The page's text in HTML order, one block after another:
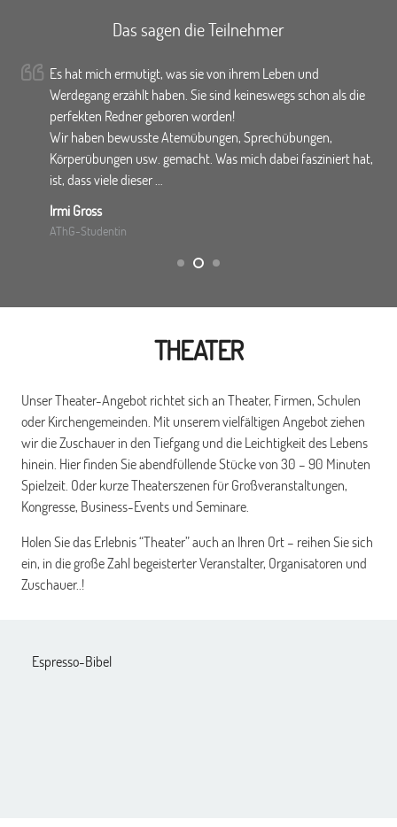
Das sagen die Teilnehmer
Es hat mich ermutigt, was sie von ihrem Leben und
Werdegang erzählt haben. Sie sind keineswegs schon als die
perfekten Redner geboren worden!
Wir haben bewusste Atemübungen, Sprechübungen,
Körperübungen usw. gemacht. Was mich dabei fasziniert hat,
ist, dass viele dieser …
Irmi Gross
AThG-Studentin
THEATER
Unser Theater-Angebot richtet sich an Theater, Firmen, Schulen
oder Kirchengemeinden. Mit unserem vielfältigen Angebot ziehen
wir die Zuschauer in den Tiefgang und die Leichtigkeit des Lebens
hinein. Hier finden Sie abendfüllende Stücke von 30 – 90 Minuten
Spielzeit. Oder kurze Theaterszenen für Großveranstaltungen,
Kongresse, Business-Events und Seminare.
Holen Sie das Erlebnis “Theater” auch an Ihren Ort – reihen Sie sich
ein, in die große Zahl begeisterter Veranstalter, Organisatoren und
Zuschauer..!
Espresso-Bibel